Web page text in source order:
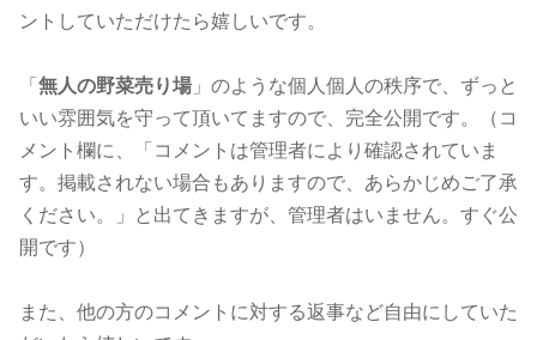
ントしていただけたら嬉しいです。
「 無人の野菜売り場 」のような個人個人の秩序で、ずっと
いい雰囲気を守って頂いてますので、完全公開です。（コ
メント欄に、「コメントは管理者により確認されていま
す。掲載されない場合もありますので、あらかじめご了承
ください。」と出てきますが、管理者はいません。すぐ公
開です）
また、他の方のコメントに対する返事など自由にしていた